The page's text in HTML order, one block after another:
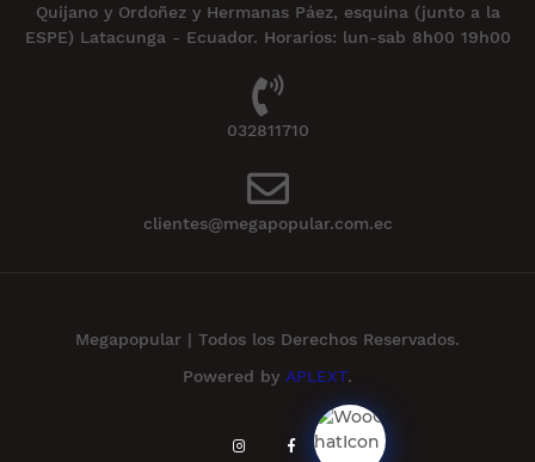
Quijano y Ordoñez y Hermanas Páez, esquina (junto a la
ESPE) Latacunga - Ecuador. Horarios: lun-sab 8h00 19h00
032811710
clientes@megapopular.com.ec
Megapopular | Todos los Derechos Reservados.
Powered by APLEXT.